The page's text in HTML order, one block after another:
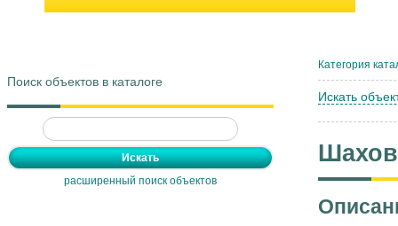
Поиск объектов в каталоге
расширенный поиск объектов
Категория
Искать